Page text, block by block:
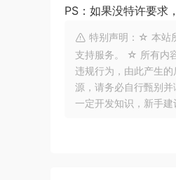
PS：如果没特许要求
特别声明：☆ 本站
支持服务。 ☆ 所有内
违规行为，由此产生
源，请务必自行甄别
一定开发知识，新手建